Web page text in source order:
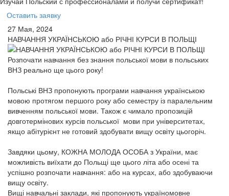
Оставить заявку
27 Мая, 2024
НАВЧАННЯ УКРАЇНСЬКОЮ або РІЧНІ КУРСИ В ПОЛЬЩІ
Розпочати навчання без знання польської мови в польських
ВНЗ реально ще цього року!
Польські ВНЗ пропонують програми навчання українською
мовою протягом першого року або семестру із паралельним
вивченням польської мови. Також є чимало пропозицій
довготермінових курсів польської мови при університетах,
якщо абітурієнт не готовий здобувати вищу освіту цьогоріч.
Завдяки цьому, КОЖНА МОЛОДА ОСОБА з України, має
можливість виїхати до Польщі ще цього літа або осені та
успішно розпочати навчання: або на курсах, або здобуваючи
вищу освіту.
Вищі навчальні заклади, які пропонують україномовне